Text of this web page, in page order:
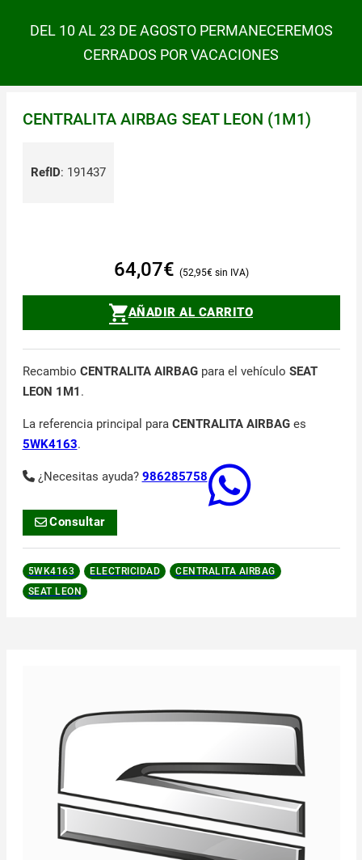
DEL 10 AL 23 DE AGOSTO PERMANECEREMOS
CERRADOS POR VACACIONES
CENTRALITA AIRBAG SEAT LEON (1M1)
RefID: 191437
64,07€ 52,95€
AÑADIR AL CARRITO
Recambio CENTRALITA AIRBAGpara el vehículo SEAT
LEON 1M1 .
La referencia principal para CENTRALITA AIRBAGes
5WK4163.
¿Necesitas ayuda? 986285758
Consultar
5WK4163 ELECTRICIDAD
CENTRALITA AIRBAG
SEAT LEON